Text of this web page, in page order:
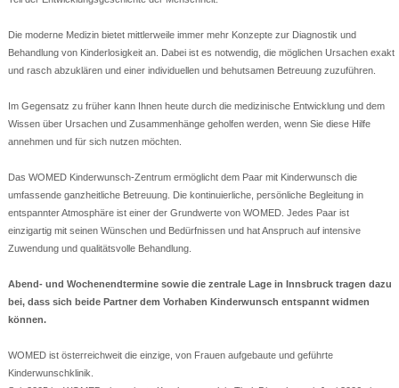
Die moderne Medizin bietet mittlerweile immer mehr Konzepte zur Diagnostik und
Behandlung von Kinderlosigkeit an. Dabei ist es notwendig, die möglichen Ursachen exakt
und rasch abzuklären und einer individuellen und behutsamen Betreuung zuzuführen.
Im Gegensatz zu früher kann Ihnen heute durch die medizinische Entwicklung und dem
Wissen über Ursachen und Zusammenhänge geholfen werden, wenn Sie diese Hilfe
annehmen und für sich nutzen möchten.
Das WOMED Kinderwunsch-Zentrum ermöglicht dem Paar mit Kinderwunsch die
umfassende ganzheitliche Betreuung. Die kontinuierliche, persönliche Begleitung in
entspannter Atmosphäre ist einer der Grundwerte von WOMED. Jedes Paar ist
einzigartig mit seinen Wünschen und Bedürfnissen und hat Anspruch auf intensive
Zuwendung und qualitätsvolle Behandlung.
Abend- und Wochenendtermine sowie die zentrale Lage in Innsbruck tragen dazu
bei, dass sich beide Partner dem Vorhaben Kinderwunsch entspannt widmen
können.
WOMED ist österreichweit die einzige, von Frauen aufgebaute und geführte
Kinderwunschklinik.